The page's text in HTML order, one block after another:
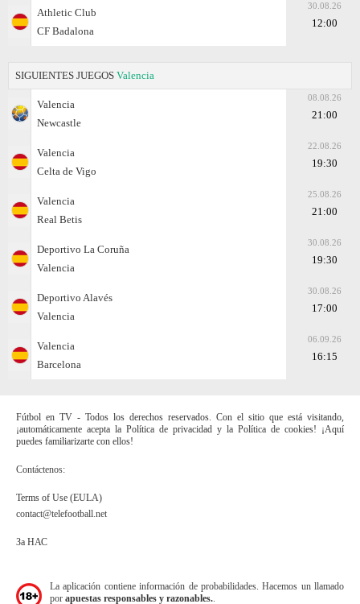
Athletic Club
CF Badalona
30.08.26
12:00
SIGUIENTES JUEGOS Valencia
Valencia
Newcastle
08.08.26
21:00
Valencia
Celta de Vigo
22.08.26
19:30
Valencia
Real Betis
25.08.26
21:00
Deportivo La Coruña
Valencia
30.08.26
19:30
Deportivo Alavés
Valencia
30.08.26
17:00
Valencia
Barcelona
06.09.26
16:15
Fútbol en TV - Todos los derechos reservados. Con el sitio que está visitando,
¡automáticamente acepta la Política de privacidad y la Política de cookies! ¡Aquí
puedes familiarizarte con ellos!
Contáctenos:
Terms of Use (EULA)
contact@telefootball.net
За НАС
La aplicación contiene información de probabilidades. Hacemos un llamado
por apuestas responsables y razonables.